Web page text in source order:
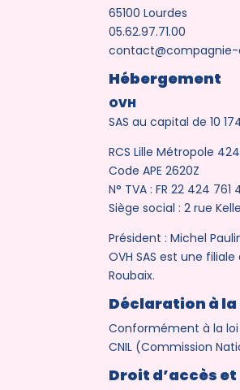
65100 Lourdes
05.62.97.71.00
Hébergement
OVH
SAS au capital de 10
RCS Lille Métropole
Code APE 2620Z
N° TVA : FR 22 424 761
Siège social : 2 rue
Président : Michel
OVH SAS est une
Roubaix.
Déclaration à la
Conformément à la loi
CNIL (Commission
Droit d’accès